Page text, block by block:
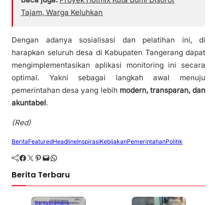
Tajam, Warga Keluhkan
Dengan adanya sosialisasi dan pelatihan ini, di
harapkan seluruh desa di Kabupaten Tangerang dapat
mengimplementasikan aplikasi monitoring ini secara
optimal. Yakni sebagai langkah awal menuju
pemerintahan desa yang lebih modern, transparan, dan
akuntabel.
(Red)
BeritaFeaturedHeadlineInspirasiKebijakanPemerintahanPolitik
Facebook Twitter Pinterest Mail WhatsApp
Berita Terbaru
BeritaBranding